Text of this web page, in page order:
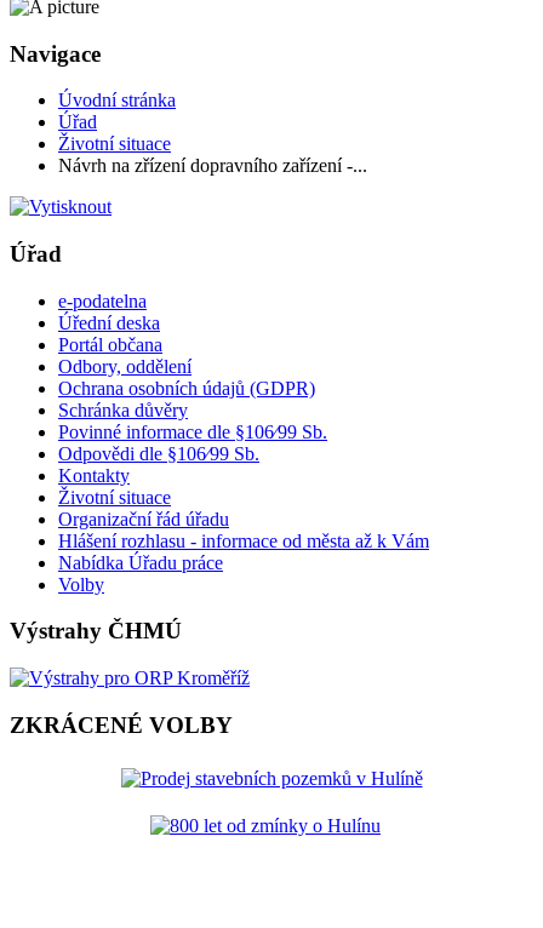
Navigace
Úvodní stránka
Úřad
Životní situace
Návrh na zřízení dopravního zařízení -...
Úřad
e-podatelna
Úřední deska
Portál občana
Odbory, oddělení
Ochrana osobních údajů (GDPR)
Schránka důvěry
Povinné informace dle §106⁄99 Sb.
Odpovědi dle §106⁄99 Sb.
Kontakty
Životní situace
Organizační řád úřadu
Hlášení rozhlasu - informace od města až k Vám
Nabídka Úřadu práce
Volby
Výstrahy ČHMÚ
ZKRÁCENÉ VOLBY